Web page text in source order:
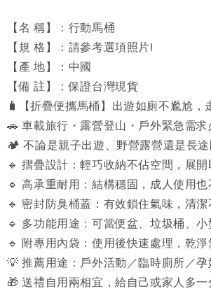
【名 稱】：行動馬桶
【規 格】：請參考選項照片!
【產 地】：中國
【備 註】：保證台灣現貨
🧳【折疊便攜馬桶】出遊如廁不尷尬，
🚗 車載旅行・露營登山・戶外緊急需求
🏕 不論是親子出遊、野營露營還是長途
🔹 摺疊設計：輕巧收納不佔空間，展
🔹 高承重耐用：結構穩固，成人使用也
🔹 密封防臭桶蓋：有效鎖住氣味，清潔
🔹 多功能用途：可當便盆、垃圾桶、小
🔹 附專用內袋：使用後快速處理，乾淨
💡 推薦用途：戶外活動／臨時廁所／
🎁 送禮自用兩相宜，給自己或家人多一